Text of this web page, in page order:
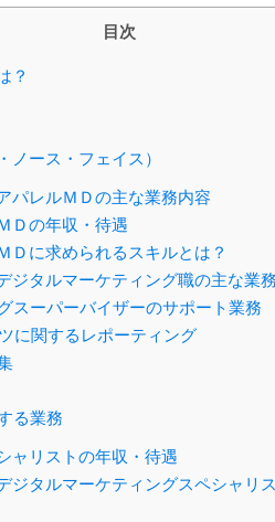
目次
？
ース・フェイス）
パレルＭＤの主な業務内容
Ｄの年収・待遇
Ｄに求められるスキルとは？
ジタルマーケティング職の主な業
スーパーバイザーのサポート業務
に関するレポーティング
る業務
ャリストの年収・待遇
ジタルマーケティングスペシャリ